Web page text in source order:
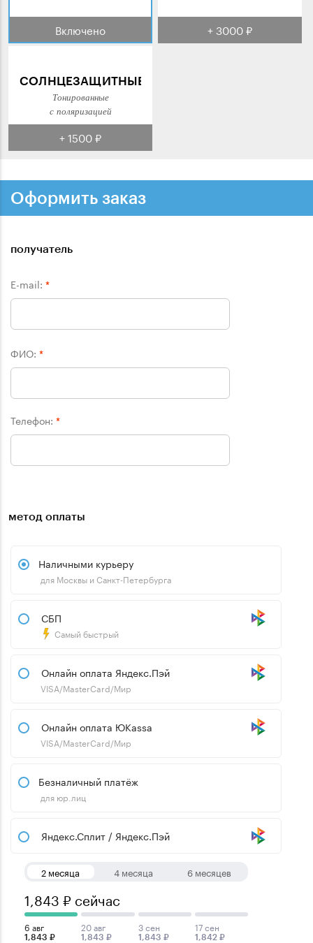
Включено + 3000 ₽
СОЛНЦЕЗАЩИТНЫЕ
Тонированные
с поляризацией
+ 1500 ₽
Оформить заказ
получатель
E-mail: *
ФИО: *
Телефон: *
метод оплаты
Наличными курьеру
для Москвы и Санкт-Петербурга
СБП
Самый быстрый
Онлайн оплата Яндекс.Пэй
VISA/MasterCard/Мир
Онлайн оплата ЮKassa
VISA/MasterCard/Мир
Безналичный платёж
для юр.лиц
Яндекс.Сплит / Яндекс.Пэй
2 месяца 4 месяца 6 месяцев
1,843 ₽ сейчас
6 авг
1,843 ₽
20 авг
1,843 ₽
3 сен
1,843 ₽
17 сен
1,842 ₽